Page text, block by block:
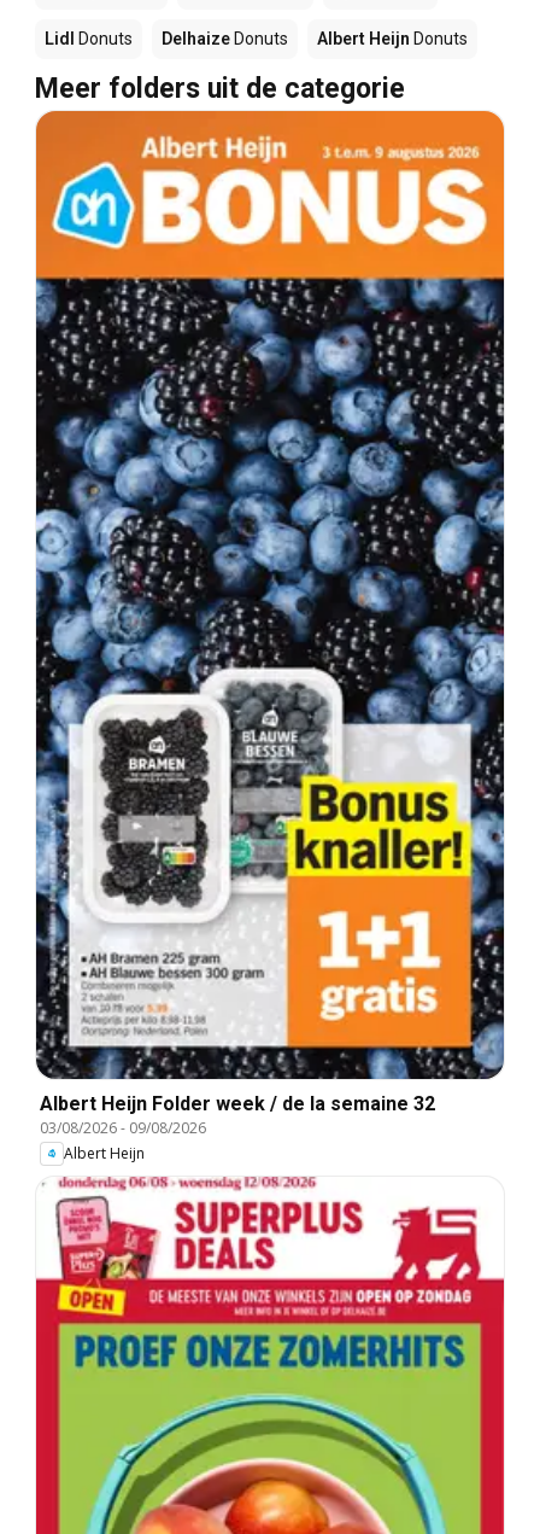
Lidl Donuts Delhaize Donuts Albert Heijn Donuts
Meer folders uit de categorie
Albert Heijn Folder week / de la semaine 32
03/08/2026- 09/08/2026
Albert Heijn